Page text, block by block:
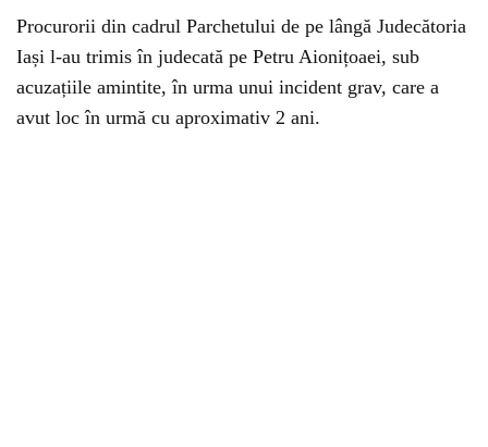
Procurorii din cadrul Parchetului de pe lângă Judecătoria
Iași l-au trimis în judecată pe Petru Aionițoaei, sub
acuzațiile amintite, în urma unui incident grav, care a
avut loc în urmă cu aproximativ 2 ani.